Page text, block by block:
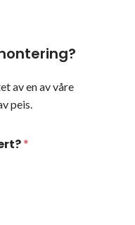
av en av våre
peis.
*